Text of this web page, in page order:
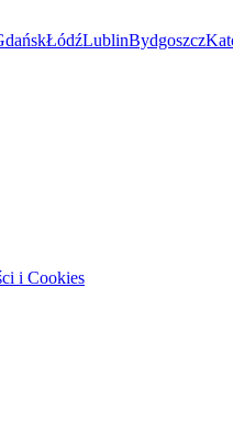
ŁódźLublinBydgoszcz
i Cookies